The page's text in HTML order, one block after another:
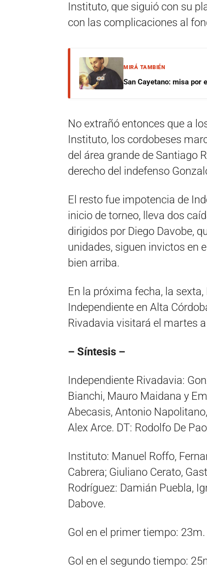
Instituto, que siguió con su
con las complicaciones al
MIRÁ TAMBIÉN
San Cayetano: misa por
No extrañó entonces que a
Instituto, los cordobeses
del área grande de Santiago
derecho del indefenso
El resto fue impotencia de
inicio de torneo, lleva dos
dirigidos por Diego Davobe,
unidades, siguen invictos en
bien arriba.
En la próxima fecha, la
Independiente en Alta
Rivadavia visitará el martes
– Síntesis –
Independiente Rivadavia:
Bianchi, Mauro Maidana y
Abecasis, Antonio
Alex Arce. DT: Rodolfo De
Instituto: Manuel Roffo,
Cabrera; Giuliano Cerato,
Rodríguez: Damián Puebla,
Dabove.
Gol en el primer tiempo:
Gol en el segundo tiempo: